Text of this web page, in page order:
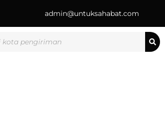
admin@untuksahabat.com